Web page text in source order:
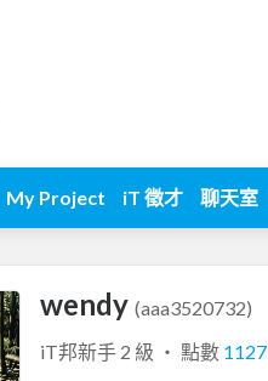
My Project iT 徵才 聊天室
wendy (aaa3520732)
iT邦新手 2 級 ‧ 點數 1127